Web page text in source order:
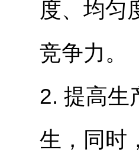
度、均匀
竞争力。
2. 提高生
生，同时